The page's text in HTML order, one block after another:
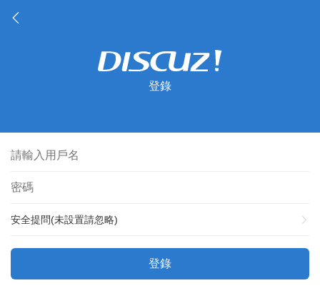
登錄
安全提問(未設置請忽略)
登錄